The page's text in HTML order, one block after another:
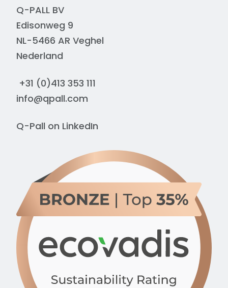
Q-PALL BV
Edisonweg 9
NL-5466 AR Veghel
Nederland
+31 (0)413 353 111
info@qpall.com
Q-Pall on LinkedIn